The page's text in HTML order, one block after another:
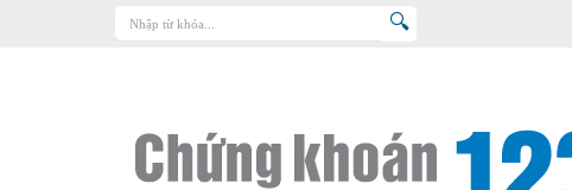
Kiến thức chứng khoán
Kinh nghiệm đầu tư